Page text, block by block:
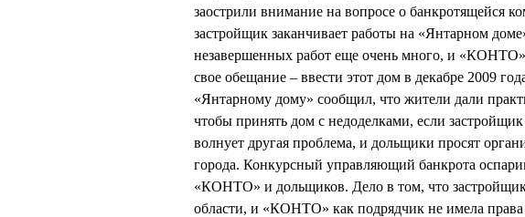
заострили внимание на вопросе о
застройщик заканчивает работы на «Янтарном
незавершенных работ еще очень много, и
свое обещание – ввести этот дом в декабре 2009
«Янтарному дому» сообщил, что жители дали
чтобы принять дом с недоделками, если
волнует другая проблема, и дольщики просят
города. Конкурсный управляющий банкрота
«КОНТО» и дольщиков. Дело в том, что
области, и «КОНТО» как подрядчик не имела права